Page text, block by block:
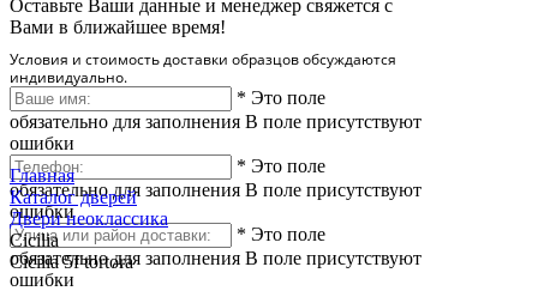
Оставьте Ваши данные и менеджер свяжется с
Вами в ближайшее время!
Условия и стоимость доставки образцов обсуждаются
индивидуально.
* Это поле
обязательно для заполнения В поле присутствуют
ошибки
* Это поле
обязательно для заполнения В поле присутствуют
ошибки
* Это поле
обязательно для заполнения В поле присутствуют
ошибки
Главная
Каталог дверей
Двери неоклассика
Cicilia
Cicilia 5f tortora